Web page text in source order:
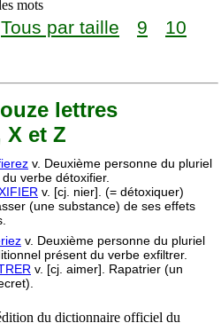
mots
Tous par taille 9
10
lettres
X et Z
v. Deuxième personne du pluriel
verbe détoxifier.
v. [cj. nier]. (= détoxiquer)
(une substance) de ses effets
v. Deuxième personne du pluriel
présent du verbe exfiltrer.
v. [cj. aimer]. Rapatrier (un
du dictionnaire officiel du